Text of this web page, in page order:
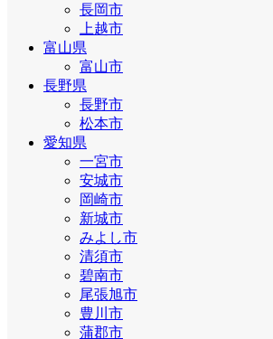
長岡市
上越市
富山県
富山市
長野県
長野市
松本市
愛知県
一宮市
安城市
岡崎市
新城市
みよし市
清須市
碧南市
尾張旭市
豊川市
蒲郡市